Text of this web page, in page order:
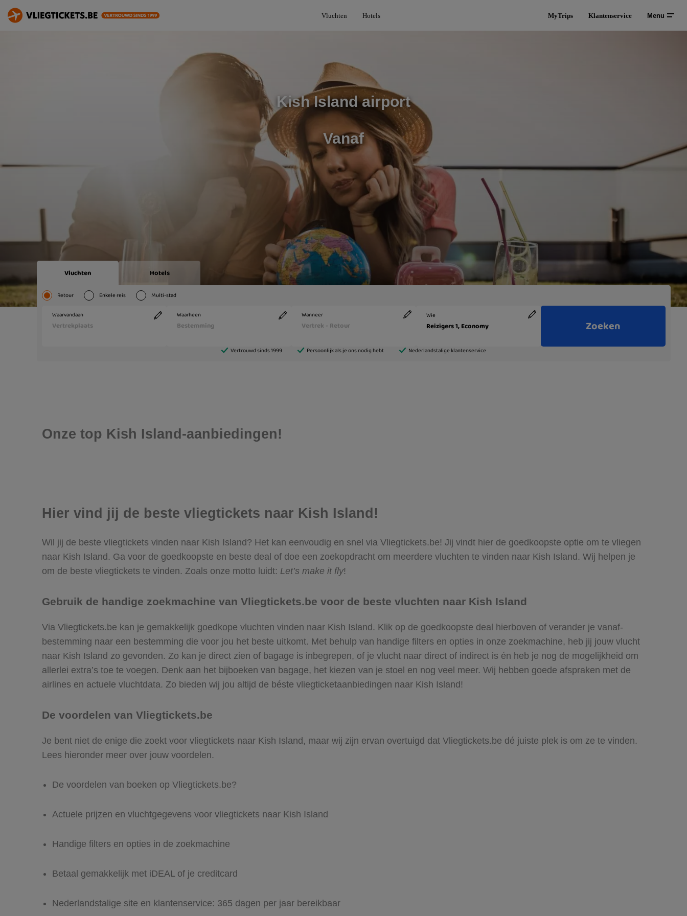
Vluchten Hotels MyTrips Klantenservice Menu
Kish Island airport
Vanaf
Onze top Kish Island-aanbiedingen!
Hier vind jij de beste vliegtickets naar Kish Island!
Wil jij de beste vliegtickets vinden naar Kish Island? Het kan eenvoudig en snel via Vliegtickets.be! Jij vindt hier de goedkoopste optie om te vliegen
naar Kish Island. Ga voor de goedkoopste en beste deal of doe een zoekopdracht om meerdere vluchten te vinden naar Kish Island. Wij helpen je
om de beste vliegtickets te vinden. Zoals onze motto luidt: Let’s make it fly!
Gebruik de handige zoekmachine van Vliegtickets.be voor de beste vluchten naar Kish Island
Via Vliegtickets.be kan je gemakkelijk goedkope vluchten vinden naar Kish Island. Klik op de goedkoopste deal hierboven of verander je vanaf-
bestemming naar een bestemming die voor jou het beste uitkomt. Met behulp van handige filters en opties in onze zoekmachine, heb jij jouw vlucht
naar Kish Island zo gevonden. Zo kan je direct zien of bagage is inbegrepen, of je vlucht naar direct of indirect is én heb je nog de mogelijkheid om
allerlei extra’s toe te voegen. Denk aan het bijboeken van bagage, het kiezen van je stoel en nog veel meer. Wij hebben goede afspraken met de
airlines en actuele vluchtdata. Zo bieden wij jou altijd de béste vliegticketaanbiedingen naar Kish Island!
De voordelen van Vliegtickets.be
Je bent niet de enige die zoekt voor vliegtickets naar Kish Island, maar wij zijn ervan overtuigd dat Vliegtickets.be dé juiste plek is om ze te vinden.
Lees hieronder meer over jouw voordelen.
De voordelen van boeken op Vliegtickets.be?
Actuele prijzen en vluchtgegevens voor vliegtickets naar Kish Island
Handige filters en opties in de zoekmachine
Betaal gemakkelijk met iDEAL of je creditcard
Nederlandstalige site en klantenservice: 365 dagen per jaar bereikbaar